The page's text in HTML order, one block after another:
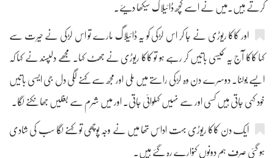
کرتے ہیں۔میں نے اسے کچھ ڈائیلاگ سیکھا دیئے۔
اور کاکا ریوڑی نے جا کر اس لڑکی کو یہ ڈائیلاگ مارے تو اس لڑکی نے حیرت سے
کہا کاکا آج یہ کیسی باتیں کر رہے ہو تو کاکا ریوڑی نے جھٹ کہا۔ مجھے دلپسند نے کہا کہ
ایسے بولنا۔ دوسرے دن وہ لڑکی راستے میں ملی اور مجھ سے کہنے لگی دل جی ایسی باتیں
خود کہی جاتی ہیں کسی اور سے نہیں کہلوائی جاتی۔ اور میں شرم سے بغلیں جھانکنے لگا۔
ایک دن کاکا ریوڑی بہت اداس تھا میں نے وجہ پوچھی تو کہنے لگا سب کی شادی
ہو گئی صرف ہم دونوں کنوارے رہ گئے ہیں۔